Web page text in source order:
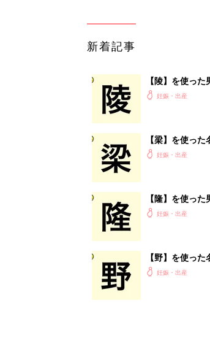
新着記事
【陵】を使っ
妊娠・出産
【梁】を使っ
妊娠・出産
【隆】を使っ
妊娠・出産
【野】を使っ
妊娠・出産